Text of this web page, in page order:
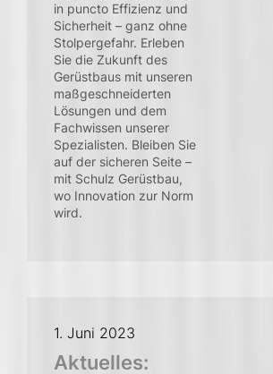
in puncto Effizienz und
Sicherheit – ganz ohne
Stolpergefahr. Erleben
Sie die Zukunft des
Gerüstbaus mit unseren
maßgeschneiderten
Lösungen und dem
Fachwissen unserer
Spezialisten. Bleiben Sie
auf der sicheren Seite –
mit Schulz Gerüstbau,
wo Innovation zur Norm
wird.
1. Juni 2023
Aktuelles: